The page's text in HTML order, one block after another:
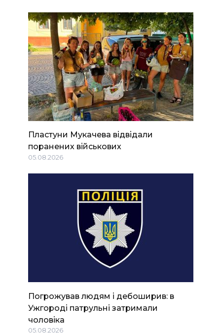
Пластуни Мукачева відвідали
поранених військових
05.08.2026
Погрожував людям і дебоширив: в
Ужгороді патрульні затримали
чоловіка
05.08.2026